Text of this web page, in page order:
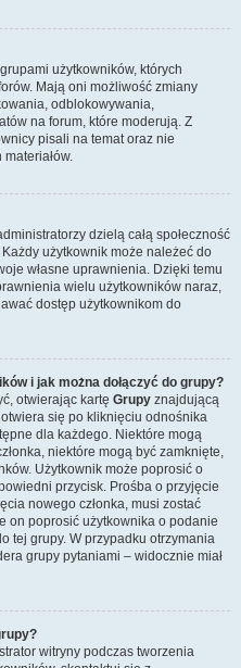
użytkowników, których
Mają oni możliwość zmiany
odblokowywania,
na forum, które moderują. Z
pisali na temat oraz nie
dzielą całą społeczność
użytkownik może należeć do
własne uprawnienia. Dzięki temu
wielu użytkowników naraz,
dostęp użytkownikom do
i jak można dołączyć do grupy?
otwierając kartę Grupy znajdującą
się po kliknięciu odnośnika
dla każdego. Niektóre mogą
niektóre mogą być zamknięte,
Użytkownik może poprosić o
przycisk. Prośba o przyjęcie
nowego członka, musi zostać
on poprosić użytkownika o podanie
tej grupy. W przypadku otrzymania
grupy pytaniami – widocznie miał
witryny podczas tworzenia